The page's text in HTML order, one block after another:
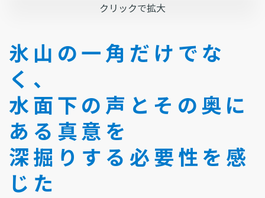
クリックで拡大
氷山の一角だけでな
く、
水面下の声とその奥に
ある真意を
深掘りする必要性を感
じた